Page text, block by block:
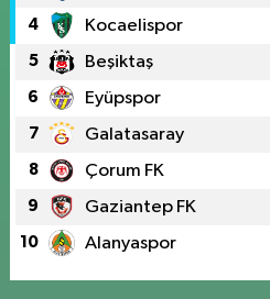
4 Kocaelispor
5 Beşiktaş
6 Eyüpspor
7 Galatasaray
8 Çorum FK
9 Gaziantep FK
10 Alanyaspor